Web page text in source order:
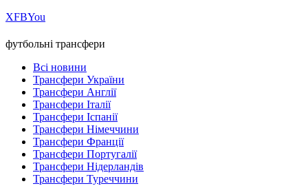
ХFBYou
футбольні трансфери
Всі новини
Трансфери України
Трансфери Англії
Трансфери Італії
Трансфери Іспанії
Трансфери Німеччини
Трансфери Франції
Трансфери Португалії
Трансфери Нідерландів
Трансфери Туреччини